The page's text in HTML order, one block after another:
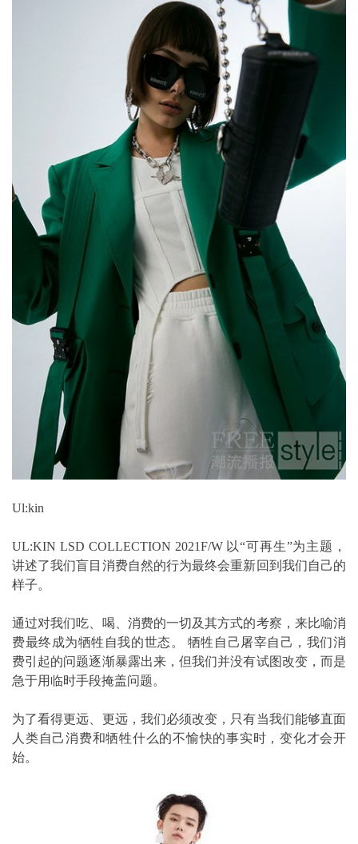
Ul:kin
UL:KIN LSD COLLECTION 2021F/W 以“可再生”为主题，
讲述了我们盲目消费自然的行为最终会重新回到我们自己的
样子。
通过对我们吃、喝、消费的一切及其方式的考察，来比喻消
费最终成为牺牲自我的世态。 牺牲自己屠宰自己，我们消
费引起的问题逐渐暴露出来，但我们并没有试图改变，而是
急于用临时手段掩盖问题。
为了看得更远、更远，我们必须改变，只有当我们能够直面
人类自己消费和牺牲什么的不愉快的事实时，变化才会开
始。